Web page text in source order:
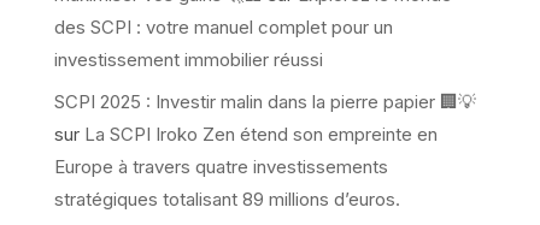
des SCPI : votre manuel complet pour un
investissement immobilier réussi
SCPI 2025 : Investir malin dans la pierre papier 🏢💡
sur La SCPI Iroko Zen étend son empreinte en
Europe à travers quatre investissements
stratégiques totalisant 89 millions d’euros.